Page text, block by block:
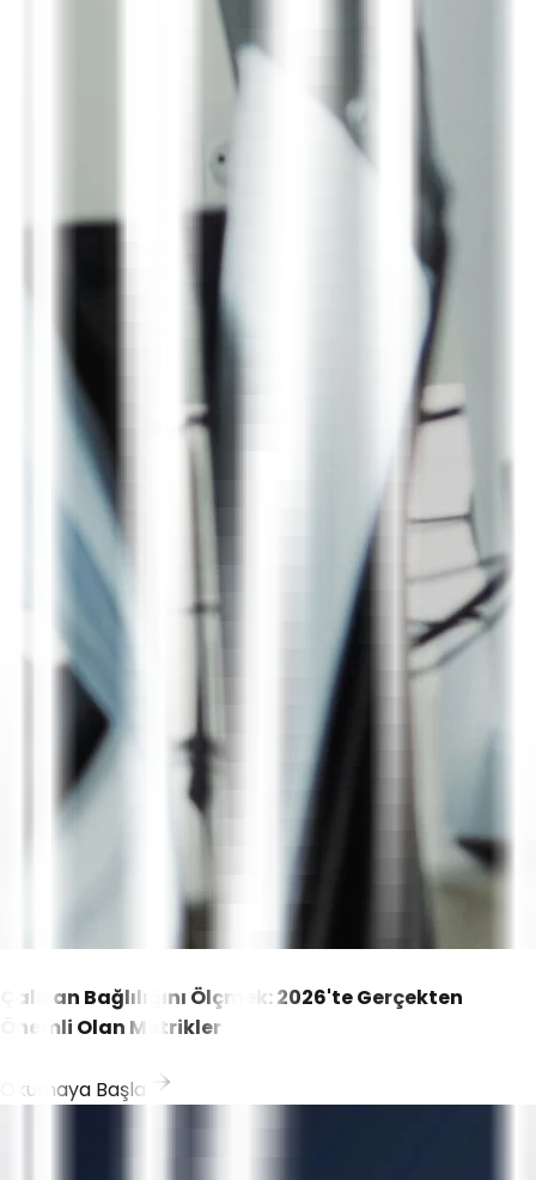
Çalışan Bağlılığını Ölçmek: 2026'te Gerçekten
Önemli Olan Metrikler
Okumaya Başla